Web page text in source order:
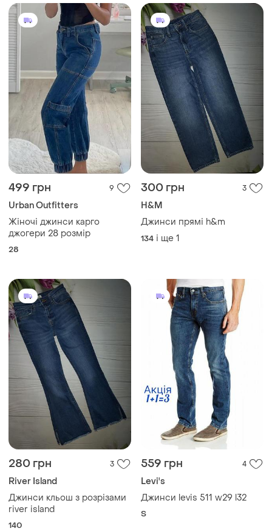
499 грн 9
Urban Outfitters
Жіночі джинси карго
джогери 28 розмір
28
300 грн 3
H&M
Джинси прямі h&m
134 і ще 1
280 грн 3
River Island
Джинси кльош з розрізами
river island
140
559 грн 4
Levi's
Джинси levis 511 w29 l32
S